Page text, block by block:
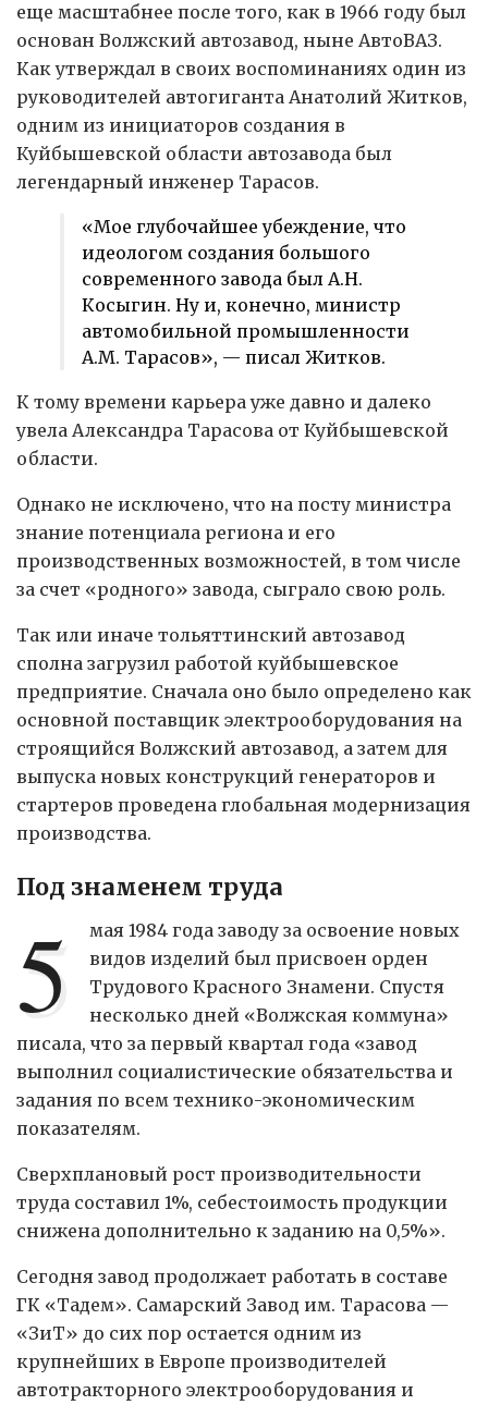
еще масштабнее после того, как в 1966 году был
основан Волжский автозавод, ныне АвтоВАЗ.
Как утверждал в своих воспоминаниях один из
руководителей автогиганта Анатолий Житков,
одним из инициаторов создания в
Куйбышевской области автозавода был
легендарный инженер Тарасов.
«Мое глубочайшее убеждение, что
идеологом создания большого
современного завода был А.Н.
Косыгин. Ну и, конечно, министр
автомобильной промышленности
А.М. Тарасов», — писал Житков.
К тому времени карьера уже давно и далеко
увела Александра Тарасова от Куйбышевской
области.
Однако не исключено, что на посту министра
знание потенциала региона и его
производственных возможностей, в том числе
за счет «родного» завода, сыграло свою роль.
Так или иначе тольяттинский автозавод
сполна загрузил работой куйбышевское
предприятие. Сначала оно было определено как
основной поставщик электрооборудования на
строящийся Волжский автозавод, а затем для
выпуска новых конструкций генераторов и
стартеров проведена глобальная модернизация
производства.
Под знаменем труда
5
мая 1984 года заводу за освоение новых
видов изделий был присвоен орден
Трудового Красного Знамени. Спустя
несколько дней «Волжская коммуна»
писала, что за первый квартал года «завод
выполнил социалистические обязательства и
задания по всем технико-экономическим
показателям.
Сверхплановый рост производительности
труда составил 1%, себестоимость продукции
снижена дополнительно к заданию на 0,5%».
Сегодня завод продолжает работать в составе
ГК «Тадем». Самарский Завод им. Тарасова —
«ЗиТ» до сих пор остается одним из
крупнейших в Европе производителей
автотракторного электрооборудования и